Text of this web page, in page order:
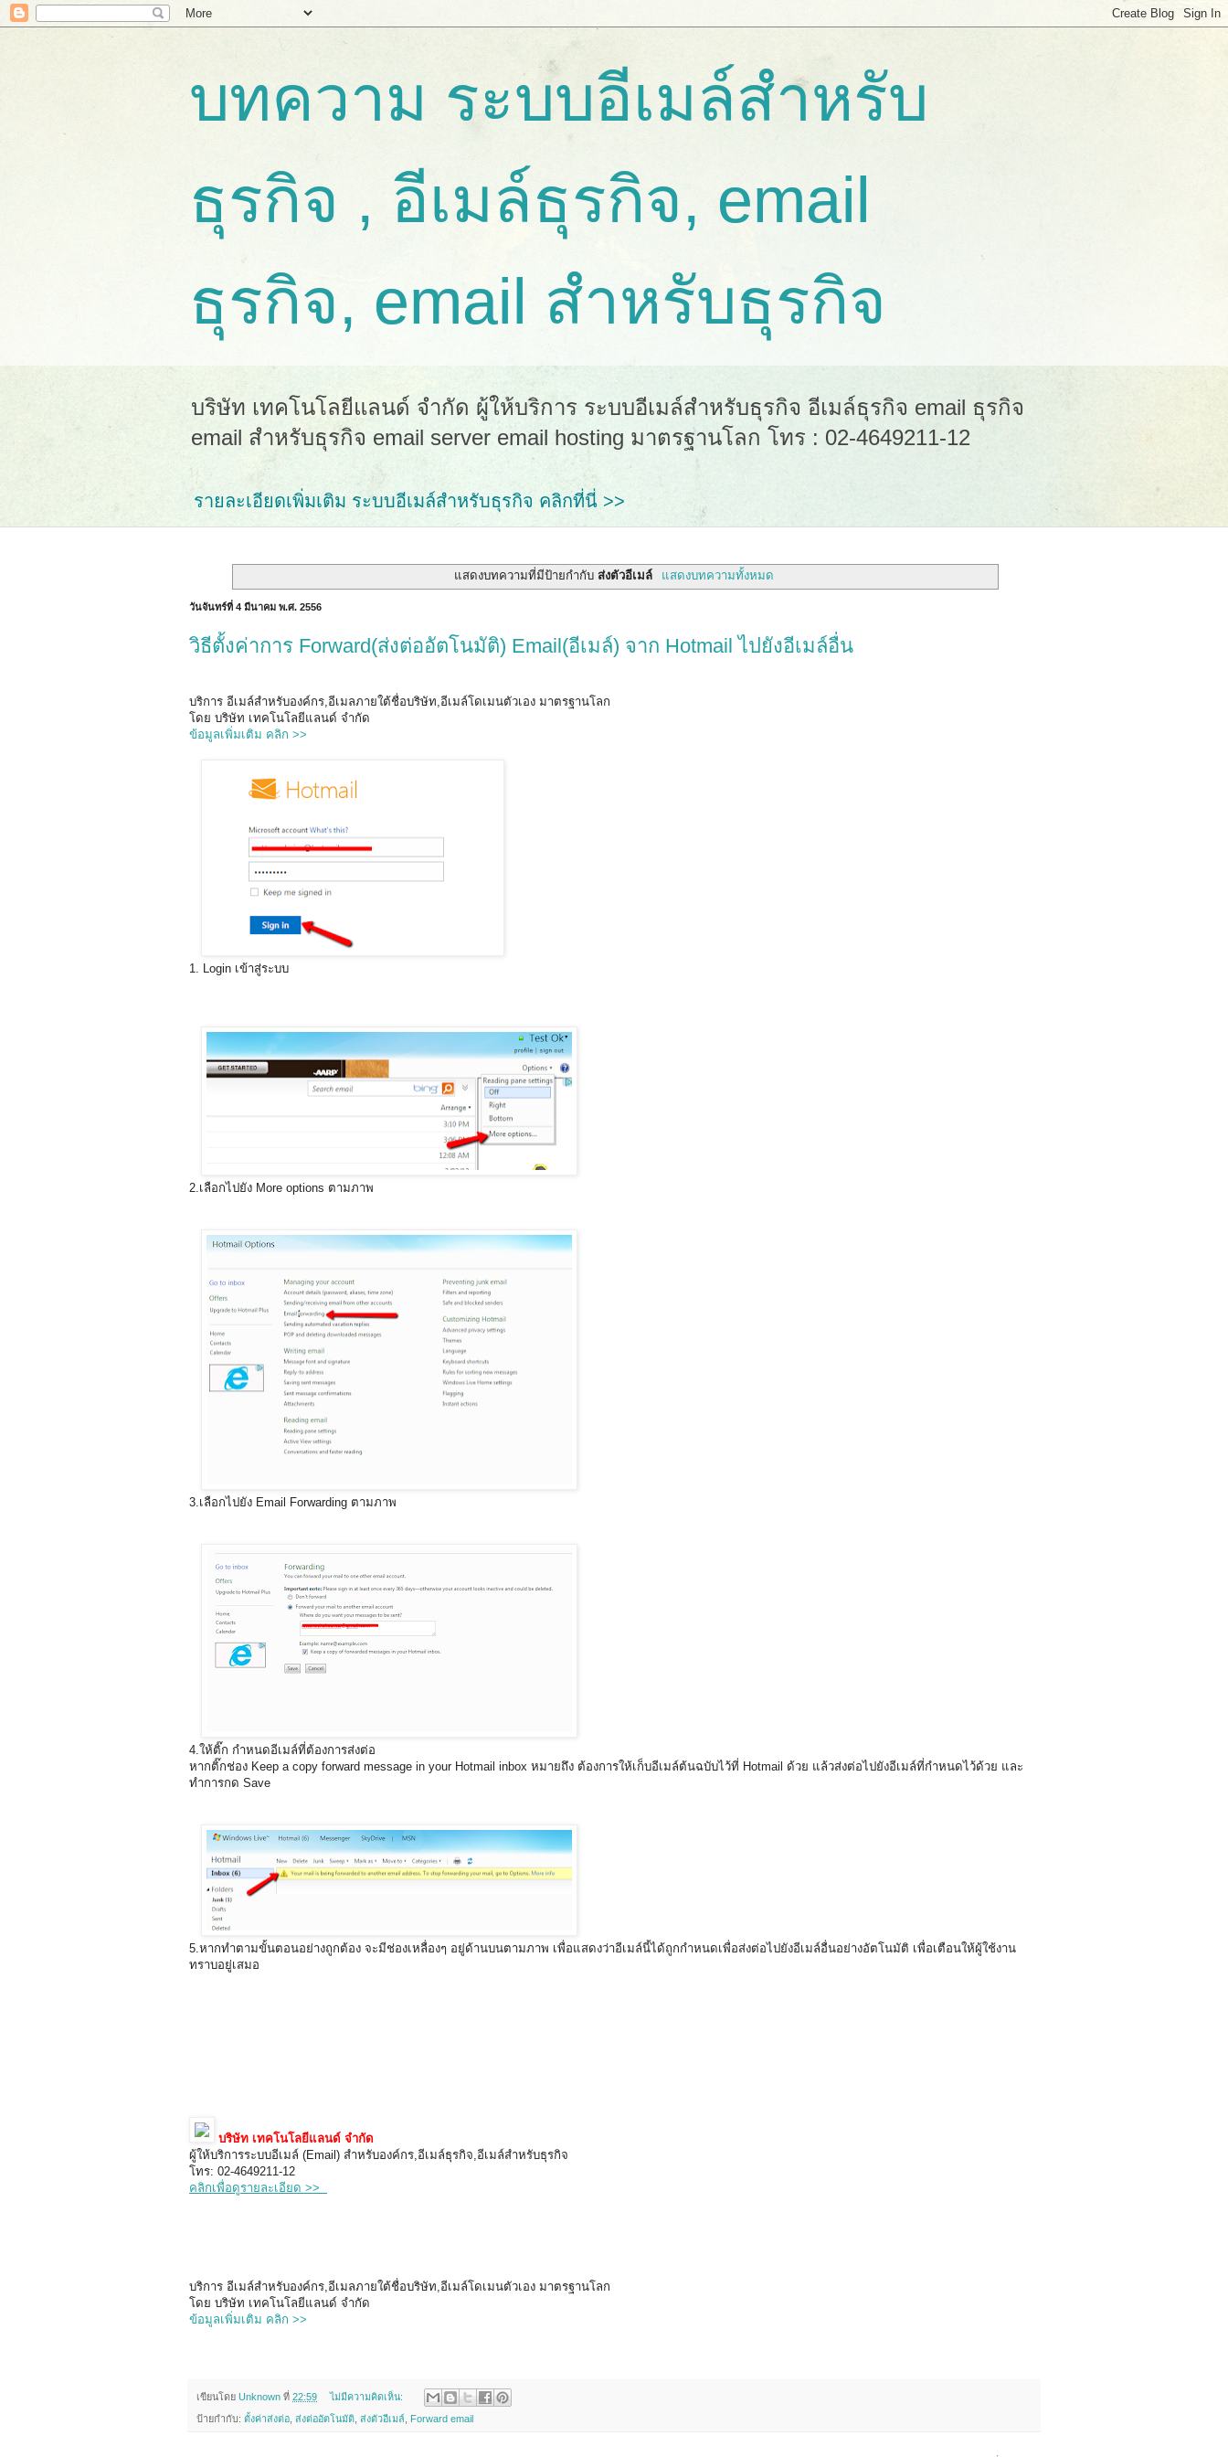
บทความ ระบบอีเมล์สำหรับ
ธุรกิจ , อีเมล์ธุรกิจ, email
ธุรกิจ, email สำหรับธุรกิจ
บริษัท เทคโนโลยีแลนด์ จำกัด ผู้ให้บริการ ระบบอีเมล์สำหรับธุรกิจ อีเมล์ธุรกิจ email ธุรกิจ
email สำหรับธุรกิจ email server email hosting มาตรฐานโลก โทร : 02-4649211-12
รายละเอียดเพิ่มเติม ระบบอีเมล์สำหรับธุรกิจ คลิกที่นี่ >>
แสดงบทความที่มีป้ายกำกับส่งตัวอีเมล์ แสดงบทความทั้งหมด
วันจันทร์ที่ 4 มีนาคม พ.ศ. 2556
วิธีตั้งค่าการ Forward(ส่งต่ออัตโนมัติ) Email(อีเมล์) จาก Hotmail ไปยังอีเมล์อื่น
บริการ อีเมล์สำหรับองค์กร,อีเมลภายใต้ชื่อบริษัท,อีเมล์โดเมนตัวเอง มาตรฐานโลก
โดย บริษัท เทคโนโลยีแลนด์ จำกัด
ข้อมูลเพิ่มเติม คลิก >>
1. Login เข้าสู่ระบบ
2.เลือกไปยัง More options ตามภาพ
3.เลือกไปยัง Email Forwarding ตามภาพ
4.ให้ติ๊ก กำหนดอีเมล์ที่ต้องการส่งต่อ
หากติ๊กช่อง Keep a copy forward message in your Hotmail inbox หมายถึง ต้องการให้เก็บอีเมล์ต้นฉบับไว้ที่ Hotmail ด้วย แล้วส่งต่อไปยังอีเมล์ที่กำหนดไว้ด้วย และ
ทำการกด Save
5.หากทำตามขั้นตอนอย่างถูกต้อง จะมีช่องเหลื่องๆ อยู่ด้านบนตามภาพ เพื่อแสดงว่าอีเมล์นี้ได้ถูกกำหนดเพื่อส่งต่อไปยังอีเมล์อื่นอย่างอัตโนมัติ เพื่อเตือนให้ผู้ใช้งาน
ทราบอยู่เสมอ
บริษัท เทคโนโลยีแลนด์ จำกัด
ผู้ให้บริการระบบอีเมล์ (Email) สำหรับองค์กร,อีเมล์ธุรกิจ,อีเมล์สำหรับธุรกิจ
โทร: 02-4649211-12
คลิกเพื่อดูรายละเอียด >>
บริการ อีเมล์สำหรับองค์กร,อีเมลภายใต้ชื่อบริษัท,อีเมล์โดเมนตัวเอง มาตรฐานโลก
โดย บริษัท เทคโนโลยีแลนด์ จำกัด
ข้อมูลเพิ่มเติม คลิก >>
เขียนโดย Unknown ที่ 22:59 ไม่มีความคิดเห็น:
ป้ายกำกับ: ตั้งค่าส่งต่อ ส่งต่ออัตโนมัติ ส่งตัวอีเมล์ Forward email